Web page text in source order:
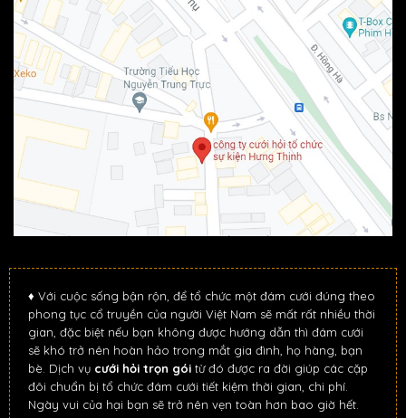
♦ Với cuộc sống bận rộn, để tổ chức một đám cưới đúng theo
phong tục cổ truyền của người Việt Nam sẽ mất rất nhiều thời
gian, đặc biệt nếu bạn không được hướng dẫn thì đám cưới
sẽ khó trở nên hoàn hảo trong mắt gia đình, họ hàng, bạn
bè. Dịch vụ cưới hỏi trọn gói từ đó được ra đời giúp các cặp
đôi chuẩn bị tổ chức đám cưới tiết kiệm thời gian, chi phí.
Ngày vui của hại bạn sẽ trở nên vẹn toàn hơn bao giờ hết.